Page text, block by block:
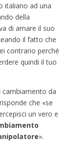
italiano ad una
della
di amare il suo
il fatto che
contrario perché
quindi il tuo
da
che «se
un vero e
».